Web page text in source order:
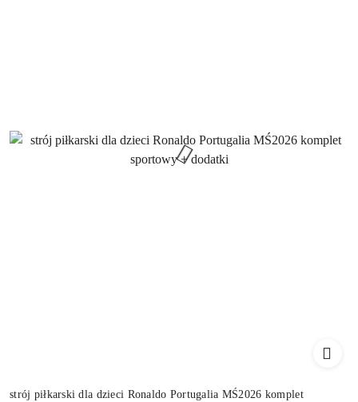
strój piłkarski dla dzieci Ronaldo Portugalia MŚ2026 komplet